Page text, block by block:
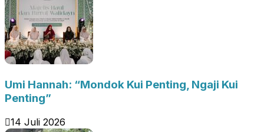
Umi Hannah: “Mondok Kui Penting, Ngaji Kui
Penting”
14 Juli 2026